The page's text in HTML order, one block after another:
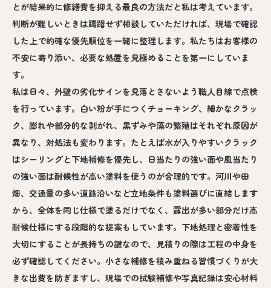
とが結果的に修繕費を抑える最良の方法だと私は考えています。
判断が難しいときは躊躇せず相談していただければ、現場で確認
した上で的確な優先順位を一緒に整理します。私たちはお客様の
不安に寄り添い、必要な処置を見極めることを第一にしていま
す。
私は日々、外壁の劣化サインを見落とさないよう職人目線で点検
を行っています。白い粉が手につくチョーキング、細かなクラッ
ク、膨れや部分的な剥がれ、黒ずみや藻の繁殖はそれぞれ原因が
異なり、対処法も変わります。たとえば水が入りやすいクラック
はシーリングと下地補修を優先し、日当たりの強い面や風当たり
の強い面は耐候性が高い塗料を使うのが合理的です。河川や田
畑、交通量の多い道路沿いなど立地条件も塗料選びに直結します
から、全体を同じ仕様で塗るだけでなく、露出が多い部分だけ高
耐候仕様にする段階的な提案もしています。下地処理と密着性を
大切にすることが長持ちの鍵なので、見積りの際は工程の中身を
必ず確認してください。小さな補修を積み重ねる習慣づくりが大
きな出費を防ぎますし、現場での試験補修や写真記録は安心材料